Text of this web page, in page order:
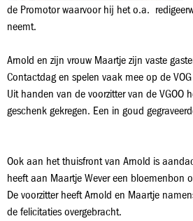
de Promotor waarvoor hij het o.a.
neemt.
Arnold en zijn vrouw Maartje zijn vaste
Contactdag en spelen vaak mee op de
Uit handen van de voorzitter van de VGOO
geschenk gekregen. Een in goud
Ook aan het thuisfront van Arnold is
heeft aan Maartje Wever een bloemenbon
De voorzitter heeft Arnold en Maartje
de felicitaties overgebracht.